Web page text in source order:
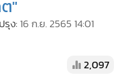
"
รุง: 16 ก.ย. 2565 14:01
2,097